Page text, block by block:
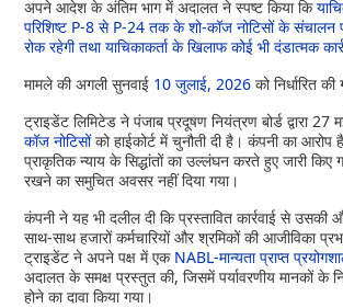
अपने आदेश के अंतिम भाग में अदालत ने स्पष्ट किया कि
परिशिष्ट P-8 से P-24 तक के शो-कॉज नोटिसों के
रोक रहेगी तथा याचिकाकर्ता के खिलाफ कोई भी दंडात्मक
मामले की अगली सुनवाई 10 जुलाई, 2026 को निर्धारित
ट्राइडेंट लिमिटेड ने पंजाब प्रदूषण नियंत्रण बोर्ड द्वारा 27
कॉज नोटिसोंको हाईकोर्ट में चुनौती दी है। कंपनी का आरोप
प्राकृतिक न्याय के सिद्धांतों का उल्लंघन करते हुए जारी
रखने का समुचित अवसर नहीं दिया गया।
कंपनी ने यह भी दलील दी कि प्रस्तावित कार्रवाई से उसकी
साथ-साथ हजारों कर्मचारियों और श्रमिकों की आजीविका
ट्राइडेंट ने अपने पक्ष में एक NABL-मान्यता प्राप्त
अदालत के समक्ष प्रस्तुत की, जिसमें पर्यावरणीय मानकों के
होने का दावा किया गया।